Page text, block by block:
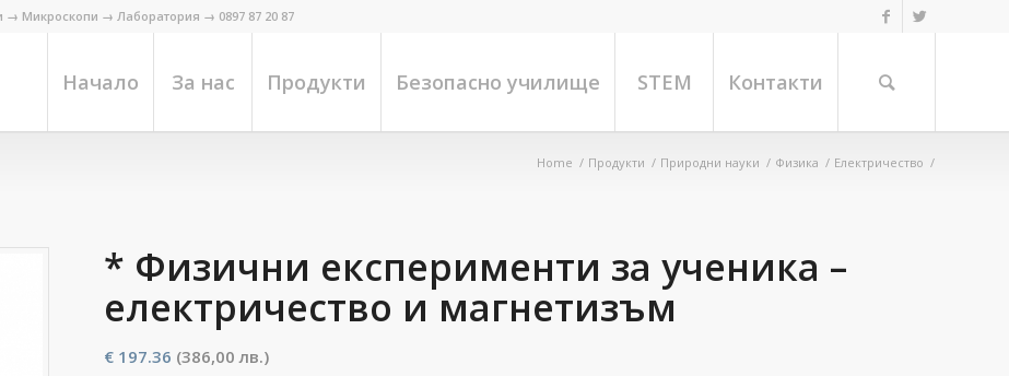
Микроскопи → Лаборатория → 0897 87 20 87
Начало За нас Продукти Безопасно училище STEM Контакти
Home / Продукти / Природни науки / Физика / Електричество /
* Физични експерименти за ученика –
електричество и магнетизъм
€ 197.36 (386,00 лв.)